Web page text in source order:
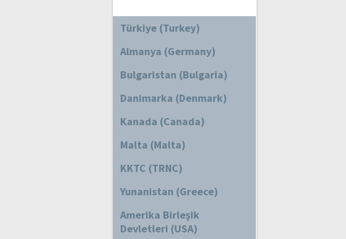
Türkiye (Turkey)
Almanya (Germany)
Bulgaristan (Bulgaria)
Danimarka (Denmark)
Kanada (Canada)
Malta (Malta)
KKTC (TRNC)
Yunanistan (Greece)
Amerika Birleşik
Devletleri (USA)